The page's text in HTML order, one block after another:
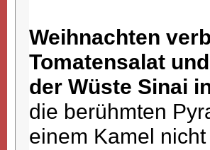
Weihnachten
Tomatensalat
der Wüste Sinai
die berühmten
einem Kamel